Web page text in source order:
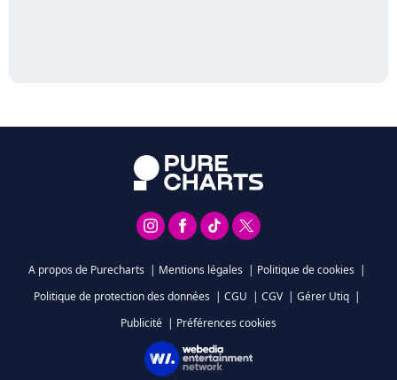
A propos de Purecharts | Mentions légales | Politique de cookies |
Politique de protection des données | CGU | CGV | Gérer Utiq |
Publicité | Préférences cookies